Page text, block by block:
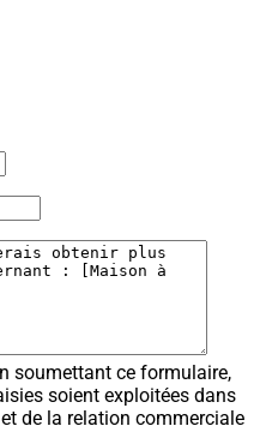
soumettant ce formulaire,
soient exploitées dans
de la relation commerciale